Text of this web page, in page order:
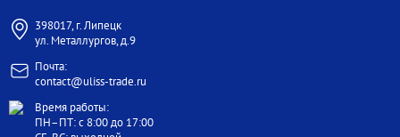
398017, г. Липецк
ул. Металлургов, д.9
Почта:
contact@uliss-trade.ru
Время работы:
ПН–ПТ: с 8:00 до 17:00